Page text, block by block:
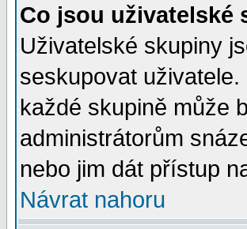
Co jsou uživatelské
Uživatelské skupiny
seskupovat
každé skupině může
administrátorům
nebo jim dát přístup
Návrat nahoru